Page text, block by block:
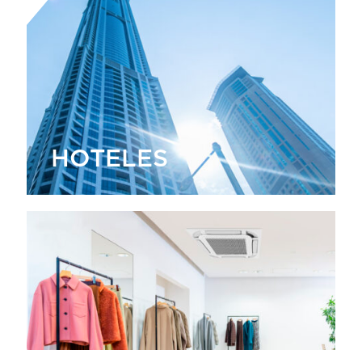
HOTELES